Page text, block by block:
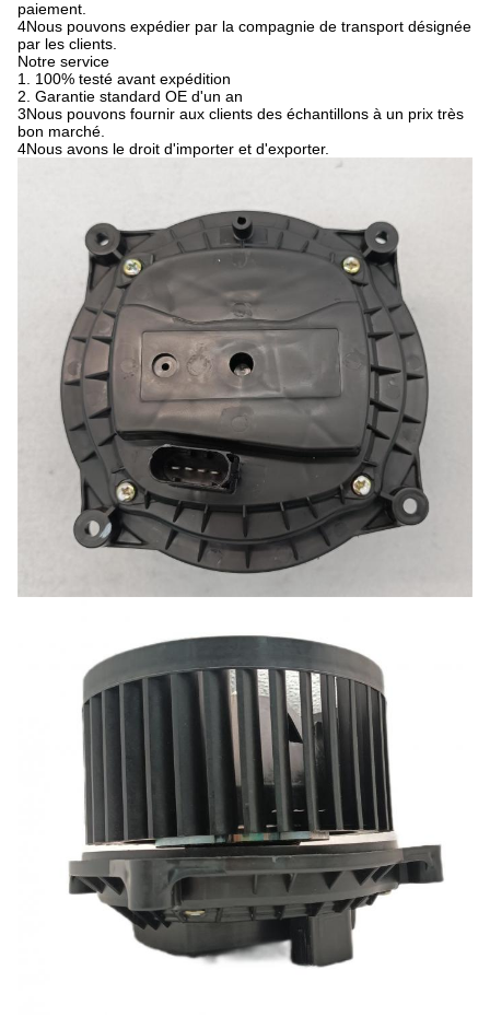
paiement.
4Nous pouvons expédier par la compagnie de transport désignée
par les clients.
Notre service
1. 100% testé avant expédition
2. Garantie standard OE d'un an
3Nous pouvons fournir aux clients des échantillons à un prix très
bon marché.
4Nous avons le droit d'importer et d'exporter.